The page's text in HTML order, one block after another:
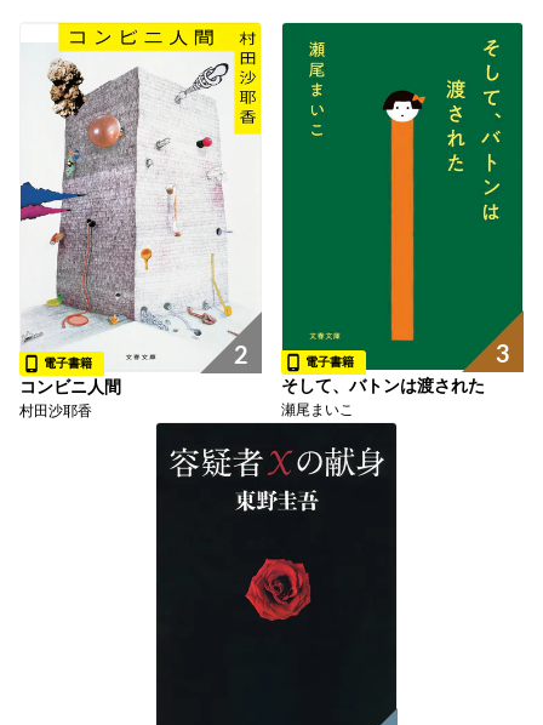
2
電子書籍
コンビニ人間
村田沙耶香
3
電子書籍
そして、バトンは渡された
瀬尾まいこ